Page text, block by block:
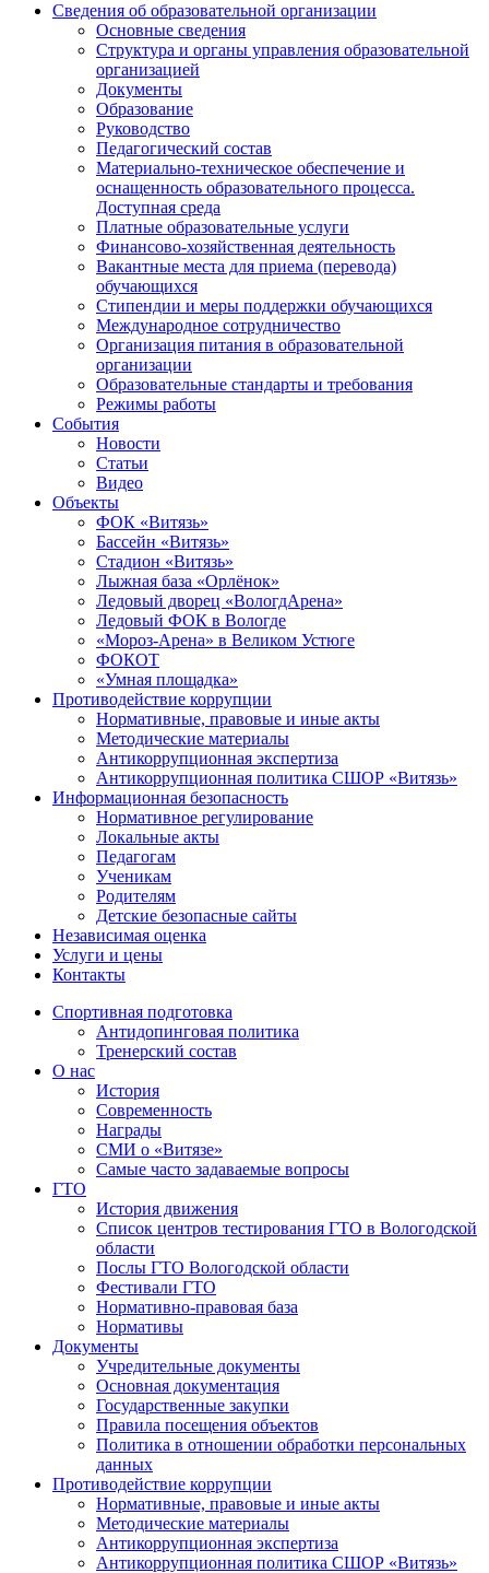
Сведения об образовательной организации
Основные сведения
Структура и органы управления образовательной
организацией
Документы
Образование
Руководство
Педагогический состав
Материально-техническое обеспечение и
оснащенность образовательного процесса.
Доступная среда
Платные образовательные услуги
Финансово-хозяйственная деятельность
Вакантные места для приема (перевода)
обучающихся
Стипендии и меры поддержки обучающихся
Международное сотрудничество
Организация питания в образовательной
организации
Образовательные стандарты и требования
Режимы работы
События
Новости
Статьи
Видео
Объекты
ФОК «Витязь»
Бассейн «Витязь»
Стадион «Витязь»
Лыжная база «Орлёнок»
Ледовый дворец «ВологдАрена»
Ледовый ФОК в Вологде
«Мороз-Арена» в Великом Устюге
ФОКОТ
«Умная площадка»
Противодействие коррупции
Нормативные, правовые и иные акты
Методические материалы
Антикоррупционная экспертиза
Антикоррупционная политика СШОР «Витязь»
Информационная безопасность
Нормативное регулирование
Локальные акты
Педагогам
Ученикам
Родителям
Детские безопасные сайты
Независимая оценка
Услуги и цены
Контакты
Спортивная подготовка
Антидопинговая политика
Тренерский состав
О нас
История
Современность
Награды
СМИ о «Витязе»
Самые часто задаваемые вопросы
ГТО
История движения
Список центров тестирования ГТО в Вологодской
области
Послы ГТО Вологодской области
Фестивали ГТО
Нормативно-правовая база
Нормативы
Документы
Учредительные документы
Основная документация
Государственные закупки
Правила посещения объектов
Политика в отношении обработки персональных
данных
Противодействие коррупции
Нормативные, правовые и иные акты
Методические материалы
Антикоррупционная экспертиза
Антикоррупционная политика СШОР «Витязь»